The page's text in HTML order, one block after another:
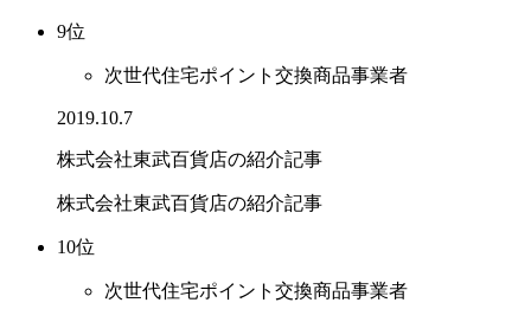
9位
次世代住宅ポイント交換商品事業者
2019.10.7
株式会社東武百貨店の紹介記事
株式会社東武百貨店の紹介記事
10位
次世代住宅ポイント交換商品事業者